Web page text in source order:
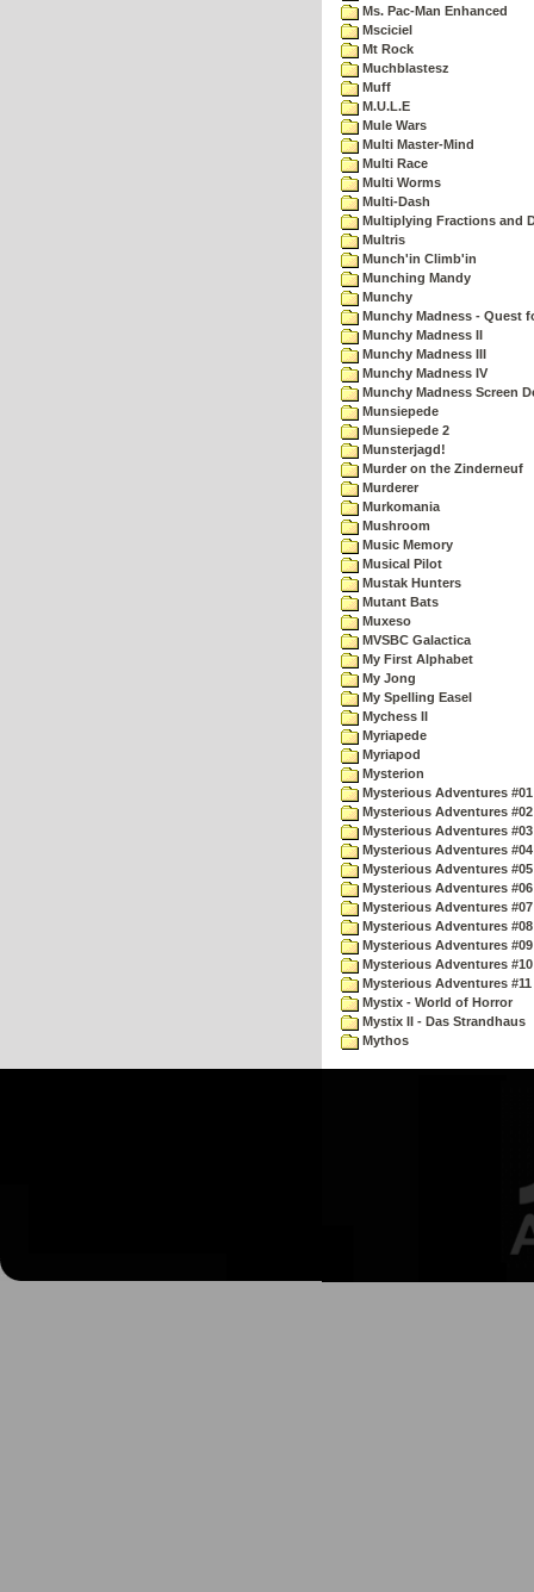
Ms. Pac-Man Enhanced
Msciciel
Mt Rock
Muchblastesz
Muff
M.U.L.E
Mule Wars
Multi Master-Mind
Multi Race
Multi Worms
Multi-Dash
Multiplying Fractions and
Multris
Munch'in Climb'in
Munching Mandy
Munchy
Munchy Madness - Quest
Munchy Madness II
Munchy Madness III
Munchy Madness IV
Munchy Madness Screen
Munsiepede
Munsiepede 2
Munsterjagd!
Murder on the Zinderneuf
Murderer
Murkomania
Mushroom
Music Memory
Musical Pilot
Mustak Hunters
Mutant Bats
Muxeso
MVSBC Galactica
My First Alphabet
My Jong
My Spelling Easel
Mychess II
Myriapede
Myriapod
Mysterion
Mysterious Adventures
Mysterious Adventures
Mysterious Adventures
Mysterious Adventures
Mysterious Adventures
Mysterious Adventures
Mysterious Adventures
Mysterious Adventures
Mysterious Adventures
Mysterious Adventures
Mysterious Adventures
Mystix - World of Horror
Mystix II - Das Strandhaus
Mythos